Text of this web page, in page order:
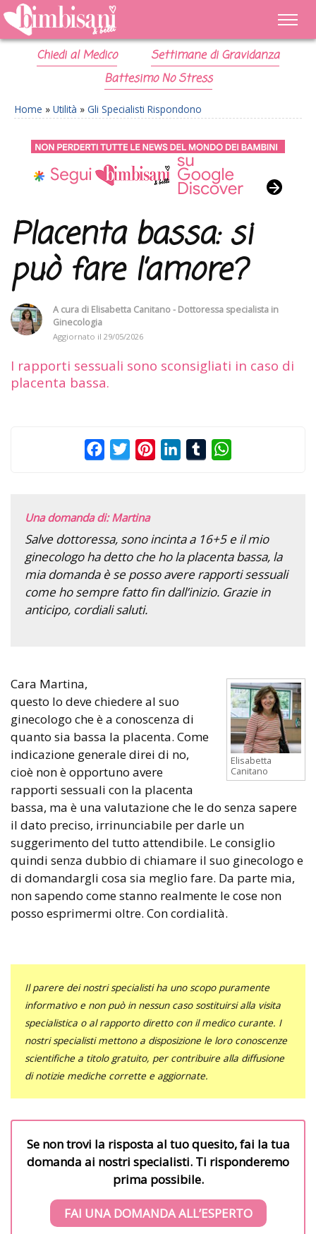
Chiedi al Medico
Settimane di Gravidanza
Battesimo No Stress
Home » Utilità » Gli Specialisti Rispondono
Placenta bassa: si
può fare l’amore?
A cura di Elisabetta Canitano - Dottoressa specialista in
Ginecologia
Aggiornato il 29/05/2026
I rapporti sessuali sono sconsigliati in caso di
placenta bassa.
FacebookTwitterPinterestLinkedInTumblr
Una domanda di: Martina
Salve dottoressa, sono incinta a 16+5 e il mio
ginecologo ha detto che ho la placenta bassa, la
mia domanda è se posso avere rapporti sessuali
come ho sempre fatto fin dall’inizio. Grazie in
anticipo, cordiali saluti.
Elisabetta
Canitano
Cara Martina,
questo lo deve chiedere al suo
ginecologo che è a conoscenza di
quanto sia bassa la placenta. Come
indicazione generale direi di no,
cioè non è opportuno avere
rapporti sessuali con la placenta
bassa, ma è una valutazione che le do senza sapere
il dato preciso, irrinunciabile per darle un
suggerimento del tutto attendibile. Le consiglio
quindi senza dubbio di chiamare il suo ginecologo e
di domandargli cosa sia meglio fare. Da parte mia,
non sapendo come stanno realmente le cose non
posso esprimermi oltre. Con cordialità.
Il parere dei nostri specialisti ha uno scopo puramente
informativo e non può in nessun caso sostituirsi alla visita
specialistica o al rapporto diretto con il medico curante. I
nostri specialisti mettono a disposizione le loro conoscenze
scientifiche a titolo gratuito, per contribuire alla diffusione
di notizie mediche corrette e aggiornate.
Se non trovi la risposta al tuo quesito, fai la tua
domanda ai nostri specialisti. Ti risponderemo
prima possibile.
FAI UNA DOMANDA ALL’ESPERTO